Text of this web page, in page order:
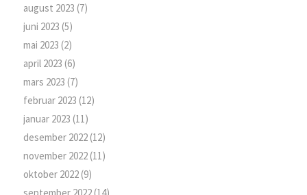
august 2023 (7)
juni 2023 (5)
mai 2023 (2)
april 2023 (6)
mars 2023 (7)
februar 2023 (12)
januar 2023 (11)
desember 2022(12)
november 2022(11)
oktober 2022(9)
september 2022(14)